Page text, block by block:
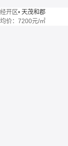
经开区• 天茂和郡
均价： 7200元/㎡